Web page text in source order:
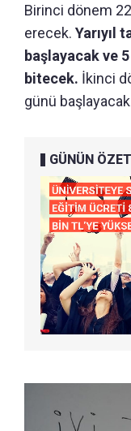
Birinci dönem
erecek. Yarıyıl
başlayacak ve
bitecek. İkinci
günü
GÜNÜN